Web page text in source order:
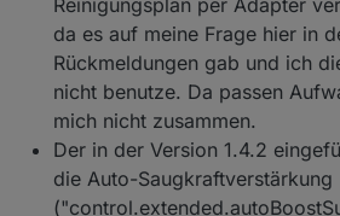
ältere Version
weiter, da der
Installation
Deebot Staubsauger
ioBroker Tutorial |
Ideen-Sammlung
(für Deebot Geräte
Reinigungsplan per Adapter
da es auf meine Frage hier in
Rückmeldungen gab und ich
nicht benutze. Da passen
mich nicht zusammen.
Der in der Version 1.4.2
die Auto-Saugkraftverstärkung